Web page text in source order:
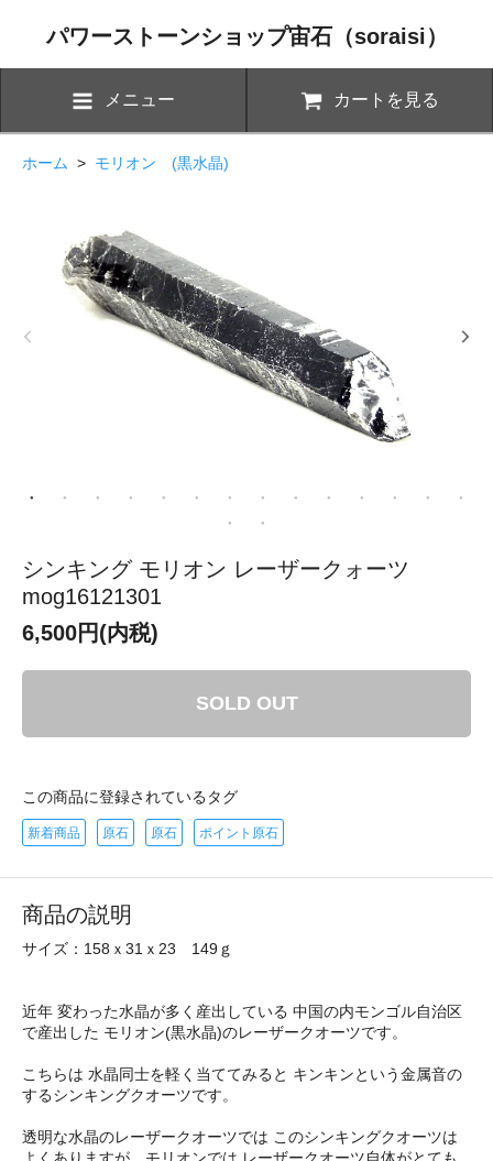
パワーストーンショップ宙石（soraisi）
メニュー カートを見る
ホーム > モリオン (黒水晶)
シンキング モリオン レーザークォーツ
mog16121301
6,500円(内税)
SOLD OUT
この商品に登録されているタグ
新着商品 原石 原石 ポイント原石
商品の説明
サイズ：158ｘ31ｘ23 149ｇ
近年 変わった水晶が多く産出している 中国の内モンゴル自治区
で産出した モリオン(黒水晶)のレーザークオーツです。
こちらは 水晶同士を軽く当ててみると キンキンという金属音の
するシンキングクオーツです。
透明な水晶のレーザークオーツでは このシンキングクオーツは
よくありますが、モリオンでは レーザークオーツ自体がとても